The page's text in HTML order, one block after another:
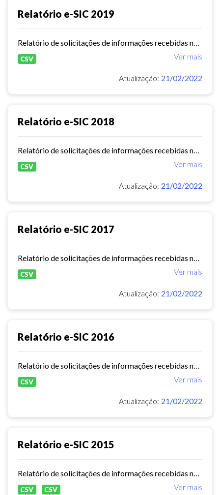
Relatório e-SIC 2019
Ver mais
CSV
Atualização: 21/02/2022
Relatório e-SIC 2018
Ver mais
CSV
Atualização: 21/02/2022
Relatório e-SIC 2017
Ver mais
CSV
Atualização: 21/02/2022
Relatório e-SIC 2016
Ver mais
CSV
Atualização: 21/02/2022
Relatório e-SIC 2015
Ver mais
CSV CSV